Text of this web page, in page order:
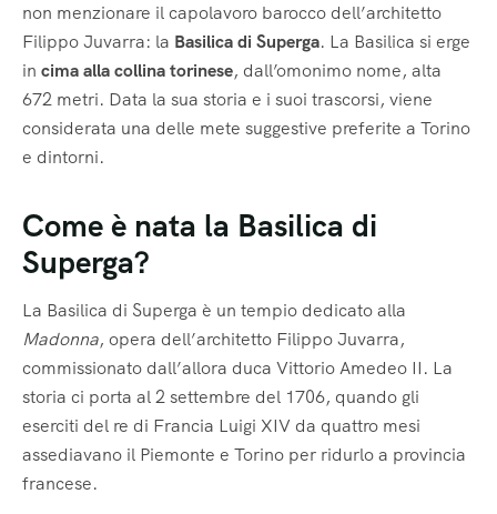
non menzionare il capolavoro barocco dell’architetto
Filippo Juvarra: la Basilica di Superga. La Basilica si erge
in cima alla collina torinese, dall’omonimo nome, alta
672 metri. Data la sua storia e i suoi trascorsi, viene
considerata una delle mete suggestive preferite a Torino
e dintorni.
Come è nata la Basilica di
Superga?
La Basilica di Superga è un tempio dedicato alla
Madonna, opera dell’architetto Filippo Juvarra,
commissionato dall’allora duca Vittorio Amedeo II. La
storia ci porta al 2 settembre del 1706, quando gli
eserciti del re di Francia Luigi XIV da quattro mesi
assediavano il Piemonte e Torino per ridurlo a provincia
francese.